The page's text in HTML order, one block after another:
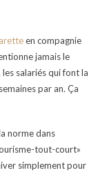
en compagnie
jamais le
salariés qui font la
par an. Ça
norme dans
tout-court»
simplement pour